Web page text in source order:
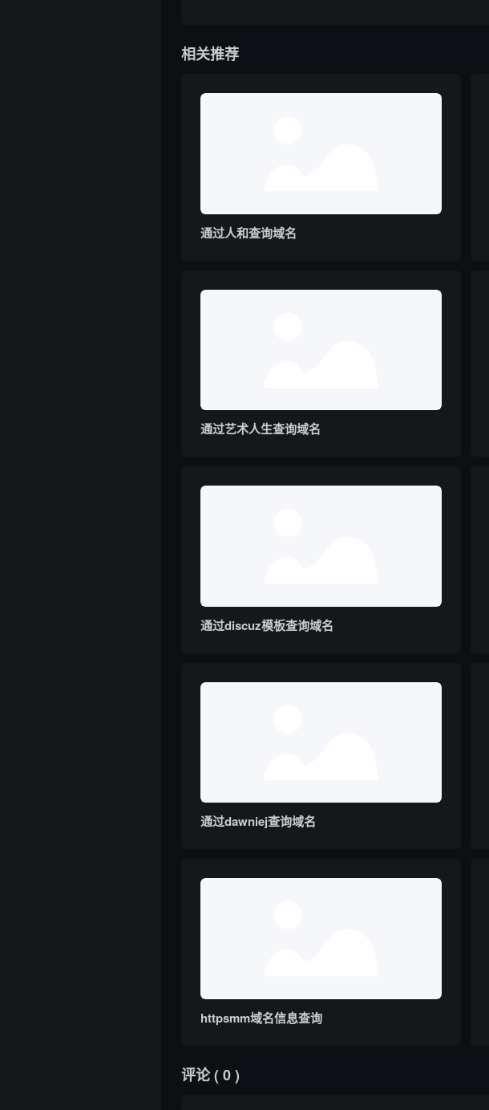
相关推荐
通过人和查询域名
通过艺术人生查询域名
通过discuz模板查询域名
通过dawniej查询域名
httpsmm域名信息查询
评论( 0 )